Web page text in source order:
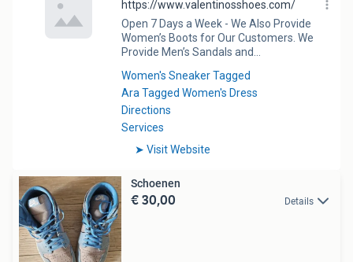
Schoenen
€ 30,00 Details